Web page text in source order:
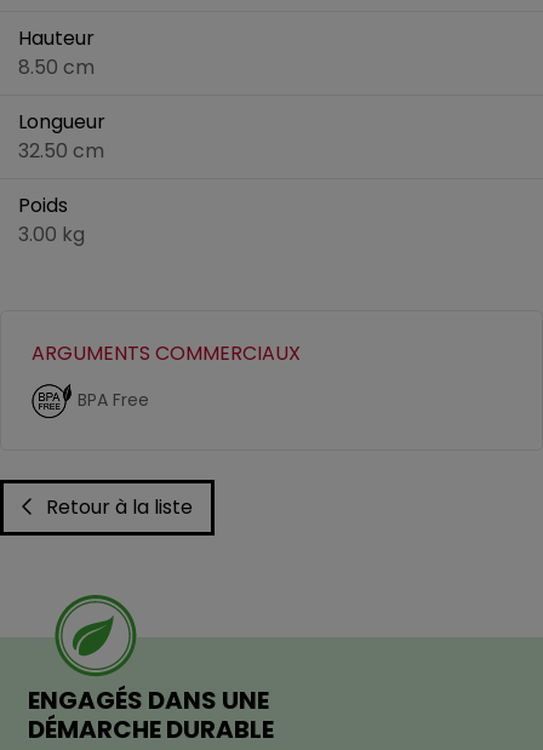
Hauteur
8.50 cm
Longueur
32.50 cm
Poids
3.00 kg
ARGUMENTS COMMERCIAUX
BPA Free
Retour à la liste
ENGAGÉS DANS UNE
DÉMARCHE DURABLE